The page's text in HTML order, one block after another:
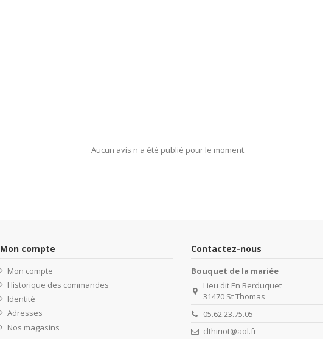
Aucun avis n'a été publié pour le moment.
Mon compte
Mon compte
Historique des commandes
Identité
Adresses
Nos magasins
Contactez-nous
Bouquet de la mariée
Lieu dit En Berduquet
31470 St Thomas
05.62.23.75.05
clthiriot@aol.fr